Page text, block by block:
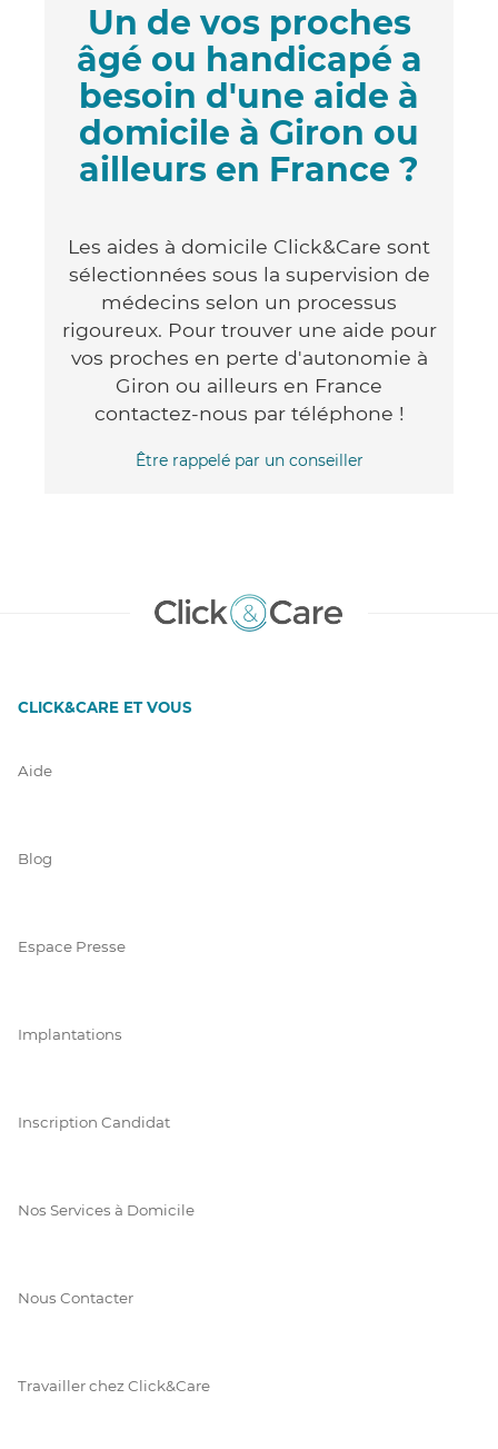
Un de vos proches
âgé ou handicapé a
besoin d'une aide à
domicile à Giron ou
ailleurs en France ?
Les aides à domicile Click&Care sont
sélectionnées sous la supervision de
médecins selon un processus
rigoureux. Pour trouver une aide pour
vos proches en perte d'autonomie à
Giron ou ailleurs en France
contactez-nous par téléphone !
Être rappelé par un conseiller
CLICK&CARE ET VOUS
Aide
Blog
Espace Presse
Implantations
Inscription Candidat
Nos Services à Domicile
Nous Contacter
Travailler chez Click&Care